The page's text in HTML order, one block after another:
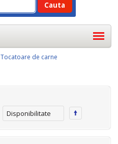
Cauta
Tocatoare de carne
Disponibilitate